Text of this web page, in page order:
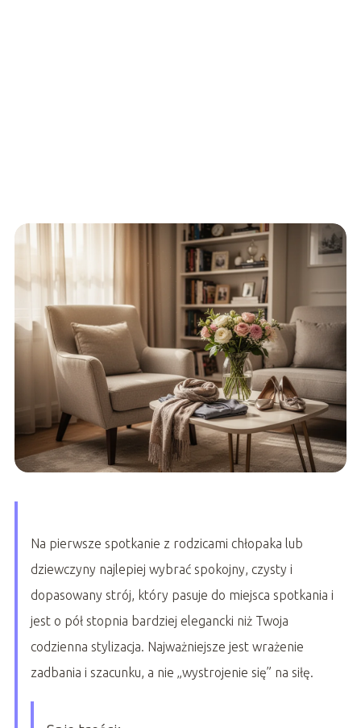
Na pierwsze spotkanie z rodzicami chłopaka lub
dziewczyny najlepiej wybrać spokojny, czysty i
dopasowany strój, który pasuje do miejsca spotkania i
jest o pół stopnia bardziej elegancki niż Twoja
codzienna stylizacja. Najważniejsze jest wrażenie
zadbania i szacunku, a nie „wystrojenie się” na siłę.